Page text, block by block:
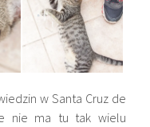
w Santa Cruz de
nie ma tu tak wielu